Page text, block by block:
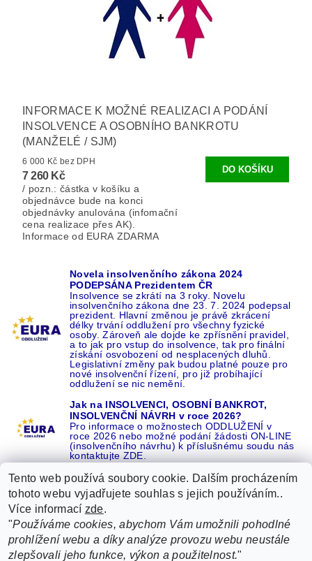
INFORMACE K MOŽNÉ REALIZACI A PODÁNÍ
INSOLVENCE A OSOBNÍHO BANKROTU
(MANŽELÉ / SJM)
6 000 Kč bez DPH
7 260 Kč
/ pozn.: částka v košíku a
objednávce bude na konci
objednávky anulována (infomační
cena realizace přes AK).
Informace od EURA ZDARMA
Novela insolvenčního zákona 2024
PODEPSÁNA Prezidentem ČR
Insolvence se zkrátí na 3 roky. Novelu
insolvenčního zákona dne 23. 7. 2024 podepsal
prezident. Hlavní změnou je právě zkrácení
délky trvání oddlužení pro všechny fyzické
osoby. Zároveň ale dojde ke zpřísnění pravidel,
a to jak pro vstup do insolvence, tak pro finální
získání osvobození od nesplacených dluhů.
Legislativní změny pak budou platné pouze pro
nové insolvenční řízení, pro již probíhající
oddlužení se nic nemění.
Jak na INSOLVENCI, OSOBNÍ BANKROT,
INSOLVENČNÍ NÁVRH v roce 2026?
Pro informace o možnostech ODDLUŽENÍ v
roce 2026 nebo možné podání žádosti ON-LINE
(insolvenčního návrhu) k příslušnému soudu nás
kontaktujte ZDE.
Recenze o NÁS na GOOGLE 16 let REFERENCÍ v celé ČR |
Recenze o NÁS na SEZNAMU |
ŽÁDEJTE život BEZ DLUHŮ nebo EXEKUCÍ ZDE
Tento web používá soubory cookie. Dalším procházením
tohoto webu vyjadřujete souhlas s jejich používáním..
Více informací zde.
"Používáme cookies, abychom Vám umožnili pohodlné
prohlížení webu a díky analýze provozu webu neustále
zlepšovali jeho funkce, výkon a použitelnost."